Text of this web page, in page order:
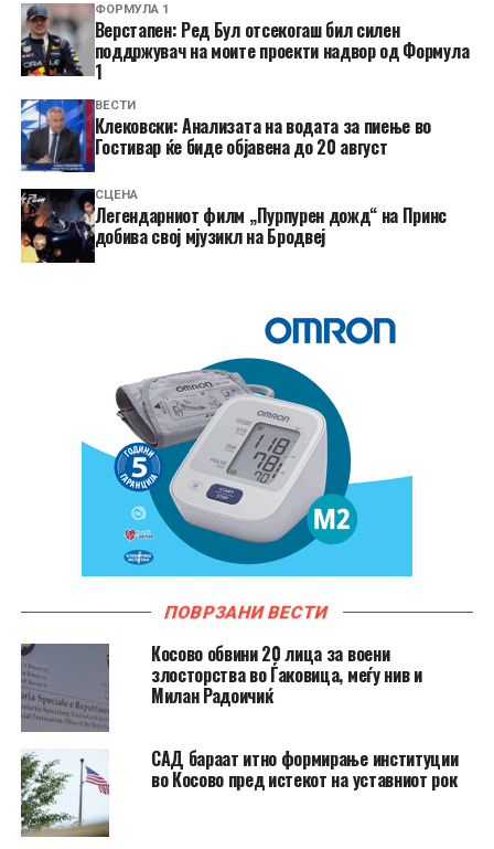
ФОРМУЛА 1
Верстапен: Ред Бул отсекогаш бил силен
поддржувач на моите проекти надвор од Формула
1
ВЕСТИ
Клековски: Анализата на водата за пиење во
Гостивар ќе биде објавена до 20 август
СЦЕНА
Легендарниот филм „Пурпурен дожд“ на Принс
добива свој мјузикл на Бродвеј
ПОВРЗАНИ ВЕСТИ
Косово обвини 20 лица за воени
злосторства во Ѓаковица, меѓу нив и
Милан Радоичиќ
САД бараат итно формирање институции
во Косово пред истекот на уставниот рок